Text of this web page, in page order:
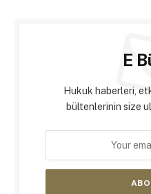
E
Hukuk haberleri,
bültenlerinin size